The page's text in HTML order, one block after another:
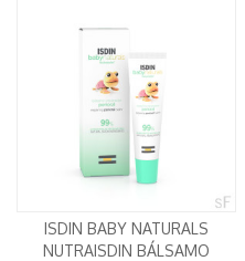
ISDIN BABY NATURALS
NUTRAISDIN BÁLSAMO